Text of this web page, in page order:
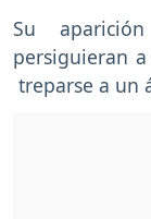
Su
persiguieran
treparse a un